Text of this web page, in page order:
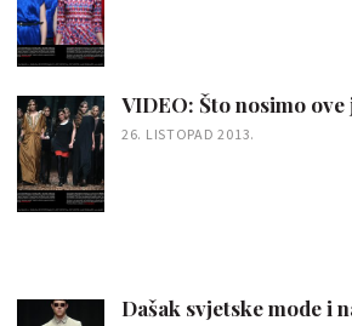
VIDEO: Što nosimo ove
26. LISTOPAD 2013.
Dašak svjetske mode i